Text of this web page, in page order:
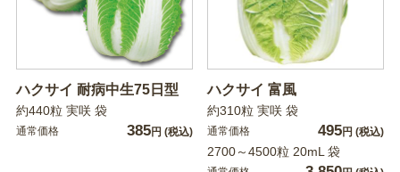
ハクサイ 耐病中生75日型
約440粒 実咲 袋
通常価格 385円 (税込)
ハクサイ 富風
約310粒 実咲 袋
通常価格 495円 (税込)
2700～4500粒 20mL 袋